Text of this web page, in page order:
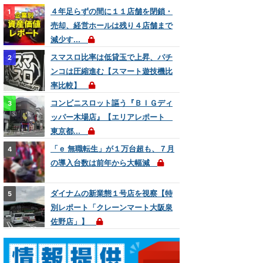
４年足らずの間に１１店舗を閉鎖・
売却、経営ホールは残り４店舗まで
減少す...
スマスロ比率は低貸玉で上昇、パチ
ンコは圧縮進む【スマート遊技機比
率比較】
コンビニスロット謳う『ＢＩＧディ
ッパー木場店』【エリアレポート
東京都...
「ｅ 無職転生」が１万台超も、７月
の導入台数は前年から大幅減
ダイナムの新業態１号店を視察【特
別レポート「クレーンマート大阪泉
佐野店」】